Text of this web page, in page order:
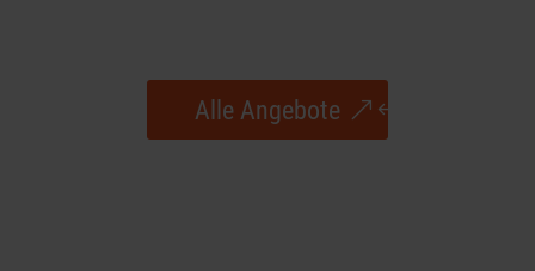
Alle Angebote